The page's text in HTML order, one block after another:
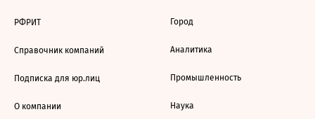
РФРИТ
Справочник компаний
Подписка для юр.лиц
О компании
Город
Аналитика
Промышленность
Наука